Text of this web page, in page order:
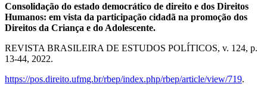
Consolidação do estado democrático de direito e dos Direitos
Humanos: em vista da participação cidadã na promoção dos
Direitos da Criança e do Adolescente.
REVISTA BRASILEIRA DE ESTUDOS POLÍTICOS, v. 124, p.
13-44, 2022.
https://pos.direito.ufmg.br/rbep/index.php/rbep/article/view/719.